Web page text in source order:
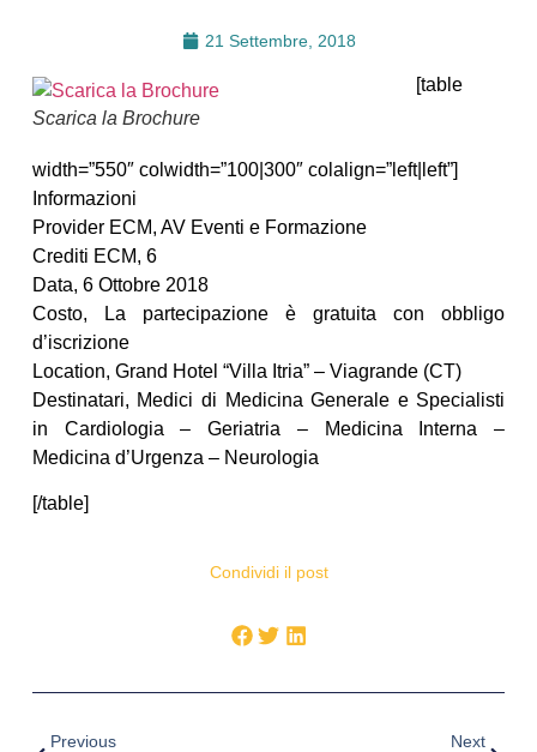
21 Settembre, 2018
Scarica la Brochure
[table
width=”550″ colwidth=”100|300″ colalign=”left|left”]
Informazioni
Provider ECM, AV Eventi e Formazione
Crediti ECM, 6
Data, 6 Ottobre 2018
Costo, La partecipazione è gratuita con obbligo
d’iscrizione
Location, Grand Hotel “Villa Itria” – Viagrande (CT)
Destinatari, Medici di Medicina Generale e Specialisti
in Cardiologia – Geriatria – Medicina Interna –
Medicina d’Urgenza – Neurologia
[/table]
Condividi il post
Previous
Next